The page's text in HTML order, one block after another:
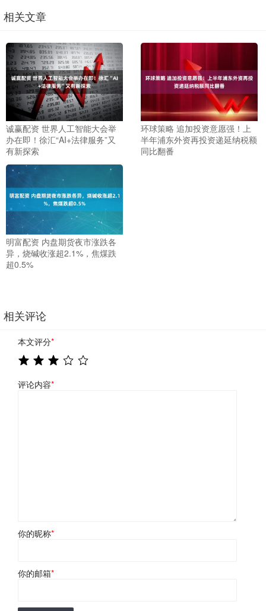
相关文章
诚赢配资 世界人工智能大会举
办在即！徐汇“AI+法律服务”又
有新探索
环球策略 追加投资意愿强！上
半年浦东外资再投资递延纳税额
同比翻番
明富配资 内盘期货夜市涨跌各
异，烧碱收涨超2.1%，焦煤跌
超0.5%
相关评论
本文评分*
评论内容*
你的昵称*
你的邮箱*